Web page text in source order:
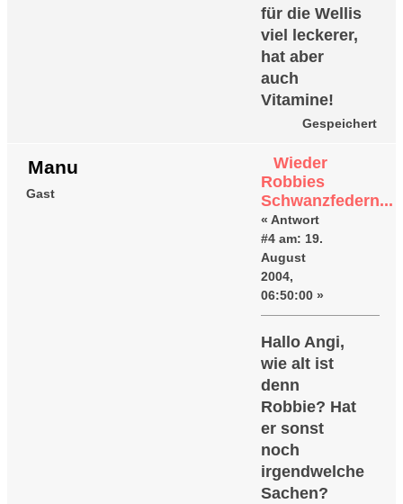
für die Wellis
viel leckerer,
hat aber
auch
Vitamine!
Gespeichert
Manu
Gast
Wieder
Robbies
Schwanzfedern...
« Antwort
#4 am: 19.
August
2004,
06:50:00 »
Hallo Angi,
wie alt ist
denn
Robbie? Hat
er sonst
noch
irgendwelche
Sachen?